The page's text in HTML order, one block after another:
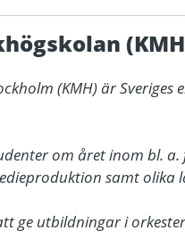
(KMH) är
om året inom bl. a.
samt
ge utbildningar i